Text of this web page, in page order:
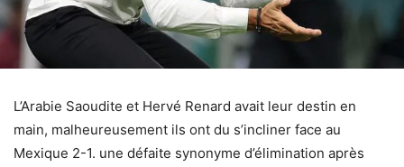
L’Arabie Saoudite et Hervé Renard avait leur destin en
main, malheureusement ils ont du s’incliner face au
Mexique 2-1. une défaite synonyme d’élimination après